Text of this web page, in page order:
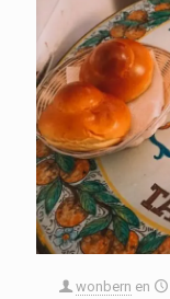
wonbern en